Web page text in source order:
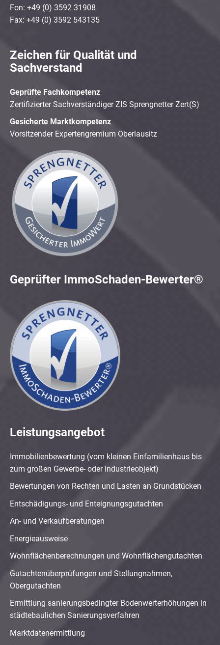
Fon: +49 (0) 3592 31908
Fax: +49 (0) 3592 543135
Zeichen für Qualität und
Sachverstand
Geprüfte Fachkompetenz
Zertifizierter Sachverständiger ZIS Sprengnetter Zert(S)
Gesicherte Marktkompetenz
Vorsitzender Expertengremium Oberlausitz
Geprüfter ImmoSchaden-Bewerter®
Leistungsangebot
Immobilienbewertung (vom kleinen Einfamilienhaus bis
zum großen Gewerbe- oder Industrieobjekt)
Bewertungen von Rechten und Lasten an Grundstücken
Entschädigungs- und Enteignungsgutachten
An- und Verkaufberatungen
Energieausweise
Wohnflächenberechnungen und Wohnflächengutachten
Gutachtenüberprüfungen und Stellungnahmen,
Obergutachten
Ermittlung sanierungsbedingter Bodenwerterhöhungen in
städtebaulichen Sanierungsverfahren
Marktdatenermittlung